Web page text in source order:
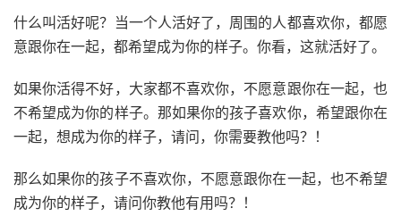
什么叫活好呢？当一个人活好了，周围的人都喜欢你，都愿
意跟你在一起，都希望成为你的样子。你看，这就活好了。
如果你活得不好，大家都不喜欢你，不愿意跟你在一起，也
不希望成为你的样子。那如果你的孩子喜欢你，希望跟你在
一起，想成为你的样子，请问，你需要教他吗？！
那么如果你的孩子不喜欢你，不愿意跟你在一起，也不希望
成为你的样子，请问你教他有用吗？！